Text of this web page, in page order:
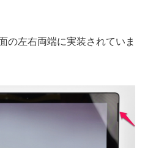
の左右両端に実装されていま